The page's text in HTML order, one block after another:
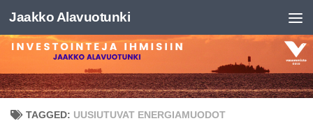
Skip to content
Jaakko Alavuotunki
TAGGED: UUSIUTUVAT ENERGIAMUODOT